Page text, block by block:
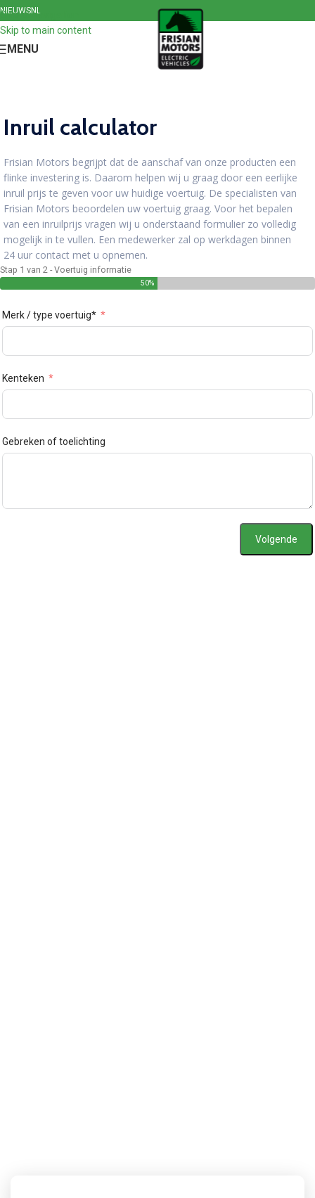
Skip to navigation
Skip to main content
NIEUWSNL
MENU
Inruil calculator
Frisian Motors begrijpt dat de aanschaf van onze producten een
flinke investering is. Daarom helpen wij u graag door een eerlijke
inruil prijs te geven voor uw huidige voertuig. De specialisten van
Frisian Motors beoordelen uw voertuig graag. Voor het bepalen
van een inruilprijs vragen wij u onderstaand formulier zo volledig
mogelijk in te vullen. Een medewerker zal op werkdagen binnen
24 uur contact met u opnemen.
Stap 1 van 2 - Voertuig informatie
50%
Merk / type voertuig*
Kenteken
Gebreken of toelichting
Volgende